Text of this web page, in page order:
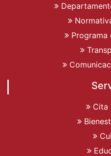
Programa
Cita